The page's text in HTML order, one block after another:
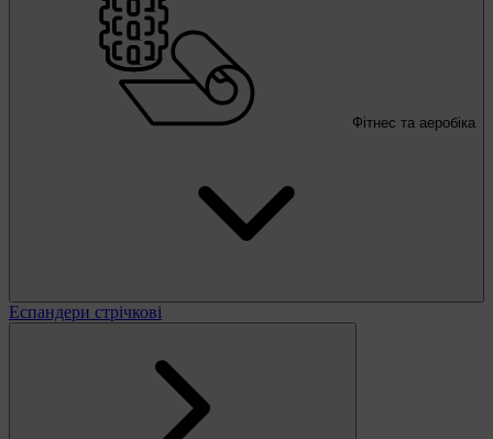
Фітнес та аеробіка
Еспандери стрічкові